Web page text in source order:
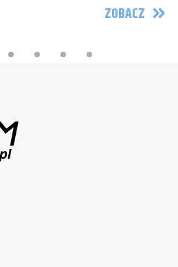
ZOBACZ